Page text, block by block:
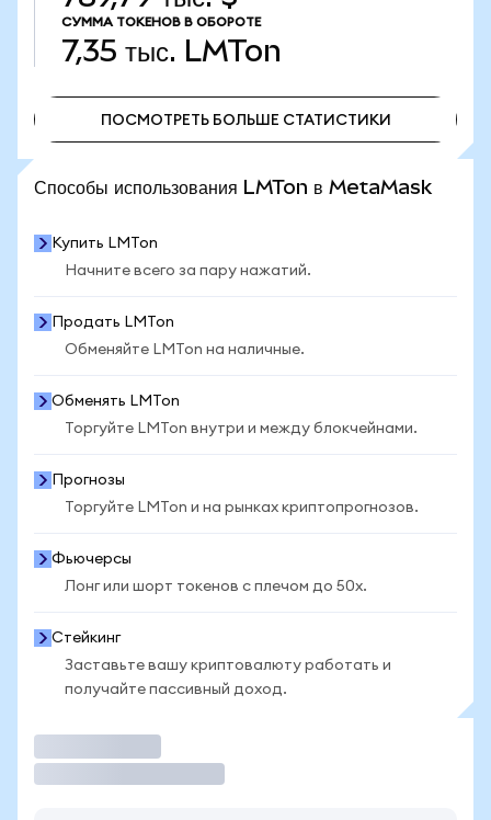
СУММА ТОКЕНОВ В ОБОРОТЕ
7,35 тыс. LMTon
ПОСМОТРЕТЬ БОЛЬШЕ СТАТИСТИКИ
Способы использования LMTon в MetaMask
Купить LMTon
Начните всего за пару нажатий.
Продать LMTon
Обменяйте LMTon на наличные.
Обменять LMTon
Торгуйте LMTon внутри и между блокчейнами.
Прогнозы
Торгуйте LMTon и на рынках криптопрогнозов.
Фьючерсы
Лонг или шорт токенов с плечом до 50x.
Стейкинг
Заставьте вашу криптовалюту работать и
получайте пассивный доход.